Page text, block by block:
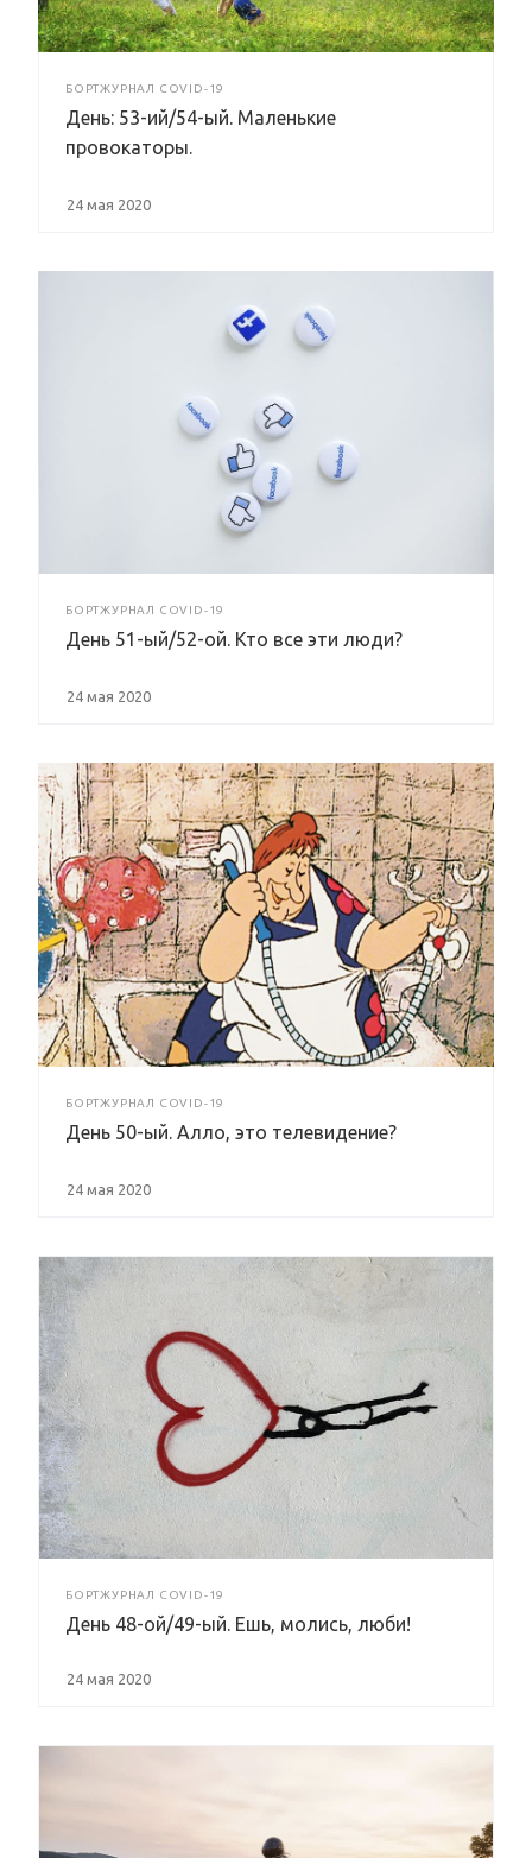
БОРТЖУРНАЛ COVID-19
День: 53-ий/54-ый. Маленькие
провокаторы.
24 мая 2020
БОРТЖУРНАЛ COVID-19
День 51-ый/52-ой. Кто все эти люди?
24 мая 2020
БОРТЖУРНАЛ COVID-19
День 50-ый. Алло, это телевидение?
24 мая 2020
БОРТЖУРНАЛ COVID-19
День 48-ой/49-ый. Ешь, молись, люби!
24 мая 2020